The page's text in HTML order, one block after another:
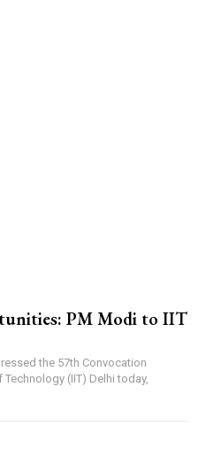
PM Modi to IIT
the 57th Convocation
(IIT) Delhi today,